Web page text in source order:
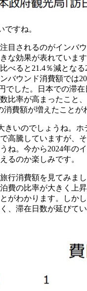
ですね。
目されるのがインバ
な効果が表れていま
べると21.4％減とな
バウンド消費額では
でした。
日本での滞
比率が高まったこと
消費額が増えたことが
きいのでしょうね。ホ
高騰していますが、
ね。今から2024年の
るのか楽しみです。
行消費額を見てみま
費の比率が大きく上
がわかります。しか
、滞在日数が延びて